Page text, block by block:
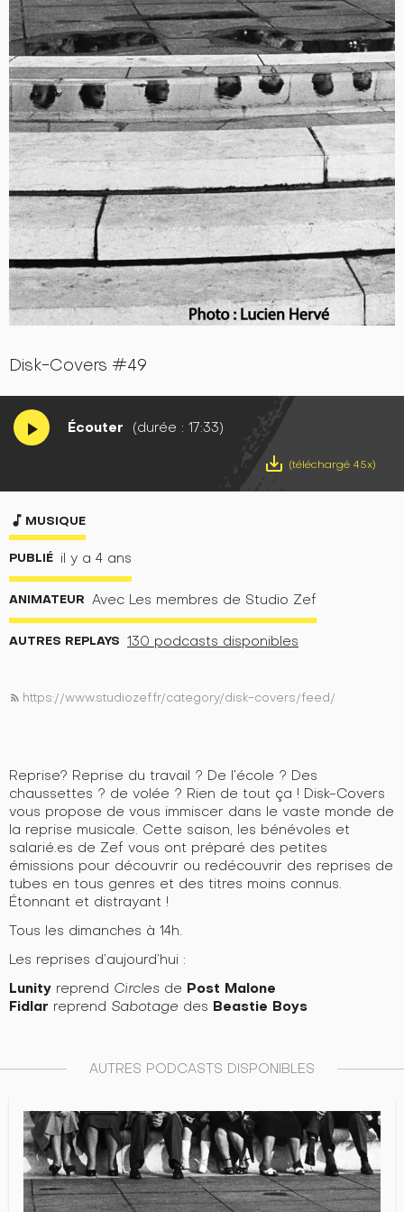
Disk-Covers #49
play_arrow Écouter (durée : 17:33)
save_alt (téléchargé 45x)
music_note MUSIQUE
PUBLIÉ il y a 4 ans
ANIMATEUR Avec Les membres de Studio Zef
AUTRES REPLAYS 130 podcasts disponibles
rss_feed https://www.studiozef.fr/category/disk-covers/feed/
Reprise? Reprise du travail ? De l’école ? Des
chaussettes ? de volée ? Rien de tout ça ! Disk-Covers
vous propose de vous immiscer dans le vaste monde de
la reprise musicale. Cette saison, les bénévoles et
salarié.es de Zef vous ont préparé des petites
émissions pour découvrir ou redécouvrir des reprises de
tubes en tous genres et des titres moins connus.
Étonnant et distrayant !
Tous les dimanches à 14h.
Les reprises d’aujourd’hui :
Lunity reprend Circles de Post Malone
Fidlar reprend Sabotage des Beastie Boys
AUTRES PODCASTS DISPONIBLES